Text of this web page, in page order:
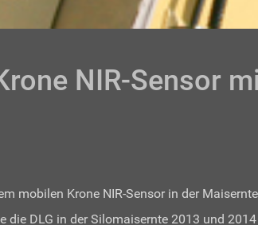
NIR-Sensor
mobilen Krone NIR-Sensor in der
die DLG in der Silomaisernte 2013 und